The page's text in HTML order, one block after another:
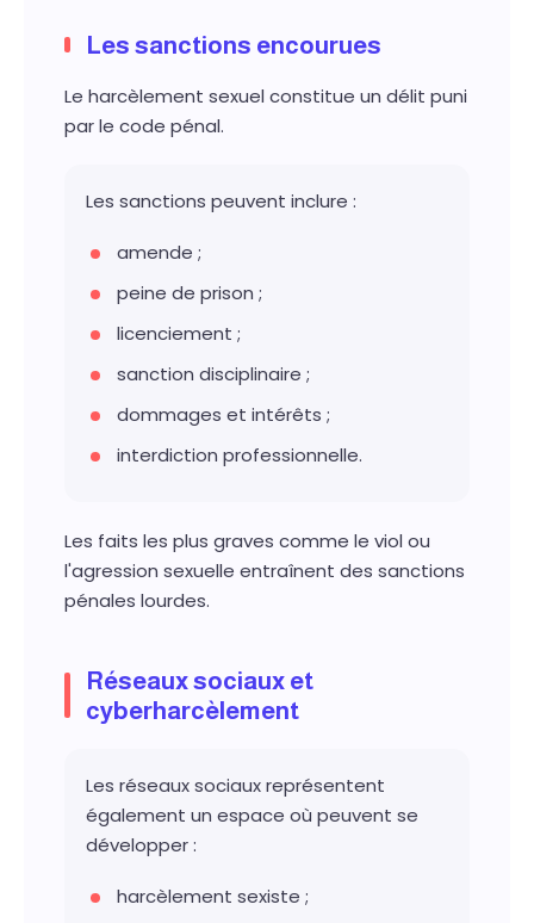
Les sanctions encourues
Le harcèlement sexuel constitue un délit puni
par le code pénal.
Les sanctions peuvent inclure :
amende ;
peine de prison ;
licenciement ;
sanction disciplinaire ;
dommages et intérêts ;
interdiction professionnelle.
Les faits les plus graves comme le viol ou
l'agression sexuelle entraînent des sanctions
pénales lourdes.
Réseaux sociaux et
cyberharcèlement
Les réseaux sociaux représentent
également un espace où peuvent se
développer :
harcèlement sexiste ;